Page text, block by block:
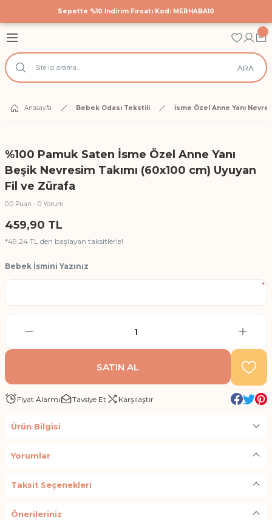
Sepette %10 İndirim Fırsatı Kod: MERHABA10
Geri Dön
Çıkış Seti
Geri Dön
Nevresim Takımları
Nevresim Takımları
Nevresim Takımları
Geri Dön
Bodyler
Doğum Günü Body ve Tulumlar
ARA
Anasayfa Bebek Odası Tekstili İsme Özel Anne Yanı
%100 Pamuk Saten İsme Özel Anne Yanı
Beşik Nevresim Takımı (60x100 cm) Uyuyan
Fil ve Zürafa
0.0 Puan - 0 Yorum
459,90 TL
*49,24 TL den başlayan taksitlerle!
Bebek İsmini Yazınız
*
SATIN AL
Fiyat Alarmı Tavsiye Et Karşılaştır
Ürün Bilgisi
Yorumlar
Taksit Seçenekleri
Önerileriniz